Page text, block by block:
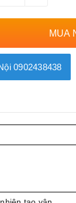
MUA
0902438438